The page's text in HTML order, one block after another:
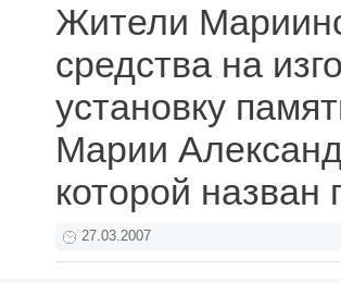
Жители
средства на
установку
Марии
которой назван
27.03.2007